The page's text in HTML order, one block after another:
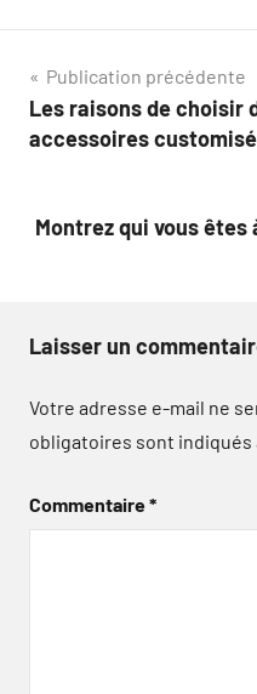
Navigation
de
Publication précédente
Les raisons de choisir
accessoires
Montrez qui vous
Laisser un
Votre adresse e-mail ne
obligatoires sont indiqués
Commentaire*